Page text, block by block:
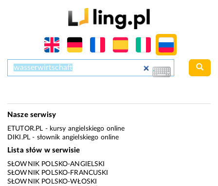
Nasze serwisy
ETUTOR.PL - kursy angielskiego online
DIKI.PL - słownik angielskiego online
Lista słów w serwisie
SŁOWNIK POLSKO-ANGIELSKI
SŁOWNIK POLSKO-FRANCUSKI
SŁOWNIK POLSKO-WŁOSKI